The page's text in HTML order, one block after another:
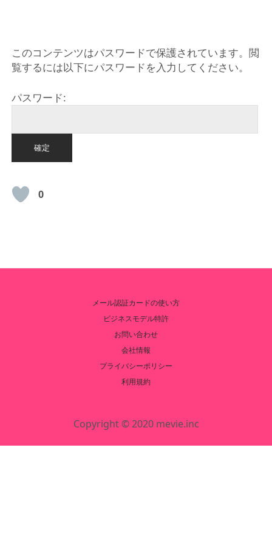
このコンテンツはパスワードで保護されています。閲
覧するには以下にパスワードを入力してください。
パスワード:
0
メール認証カードの使い方
ビジネスモデル特許
お問い合わせ
会社情報
プライバシーポリシー
利用規約
Copyright © 2020 mevie.inc